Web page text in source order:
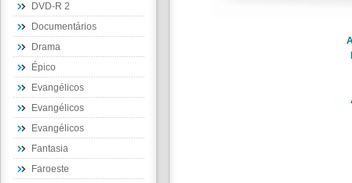
DVD-R 2
Documentários
Drama
Épico
Evangélicos
Evangélicos
Evangélicos
Fantasia
Faroeste